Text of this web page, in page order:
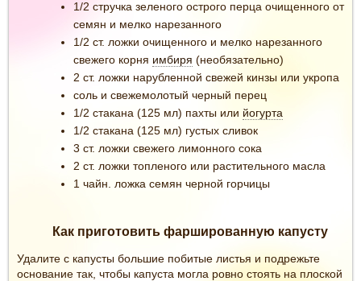
1/2 стручка зеленого острого перца очищенного от
семян и мелко нарезанного
1/2 ст. ложки очищенного и мелко нарезанного
свежего корня имбиря (необязательно)
2 ст. ложки нарубленной свежей кинзы или укропа
соль и свежемолотый черный перец
1/2 стакана (125 мл) пахты или йогурта
1/2 стакана (125 мл) густых сливок
3 ст. ложки свежего лимонного сока
2 ст. ложки топленого или растительного масла
1 чайн. ложка семян черной горчицы
Как приготовить фаршированную капусту
Удалите с капусты большие побитые листья и подрежьте
основание так, чтобы капуста могла ровно стоять на плоской